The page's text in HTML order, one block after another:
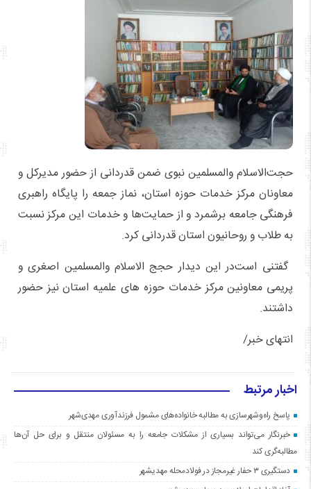
حجت‌الاسلام والمسلمین نبوی ضمن قدردانی از حضور مدیرکل و
معاونان مرکز خدمات حوزه استان، نماز جمعه را پایگاه راهبری
فرهنگی جامعه برشمرد و از حمایت‌ها و خدمات این مرکز نسبت
به طلاب و روحانیون استان قدردانی کرد.
گفتنی است
در این دیدار حجج الاسلام والمسلمین اصغری و
پریمی معاونین مرکز خدمات حوزه های علمیه استان نیز حضور
داشتند.
انتهای خبر/
اخبار مرتبط
پاسخ راه‌وشهرسازی به مطالبه خانواده‌های مشمول فرزندآوری مهدی‌شهر
خبرنگار می‌تواند بسیاری از مشکلات جامعه را به مسئولان منتقل و برای حل آن‌ها
مطالبه‌گری کند
دستگیری ۳ حفار غیرمجاز در فولادمحله مهدیشهر